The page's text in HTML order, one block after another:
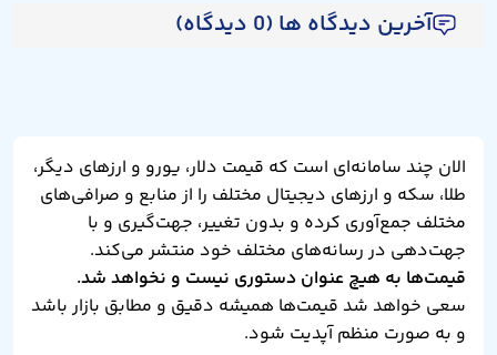
آخرین دیدگاه ها (0 دیدگاه)
الان چند سامانه‌ای است که قیمت دلار، یورو و ارزهای دیگر،
طلا، سکه و ارزهای دیجیتال مختلف را از منابع و صرافی‌های
مختلف جمع‌آوری کرده و بدون تغییر، جهت‌گیری و با
جهت‌دهی در رسانه‌های مختلف خود منتشر می‌کند.
قیمت‌ها به هیچ عنوان دستوری نیست و نخواهد شد.
سعی خواهد شد قیمت‌ها همیشه دقیق و مطابق بازار باشد
و به صورت منظم آپدیت شود.